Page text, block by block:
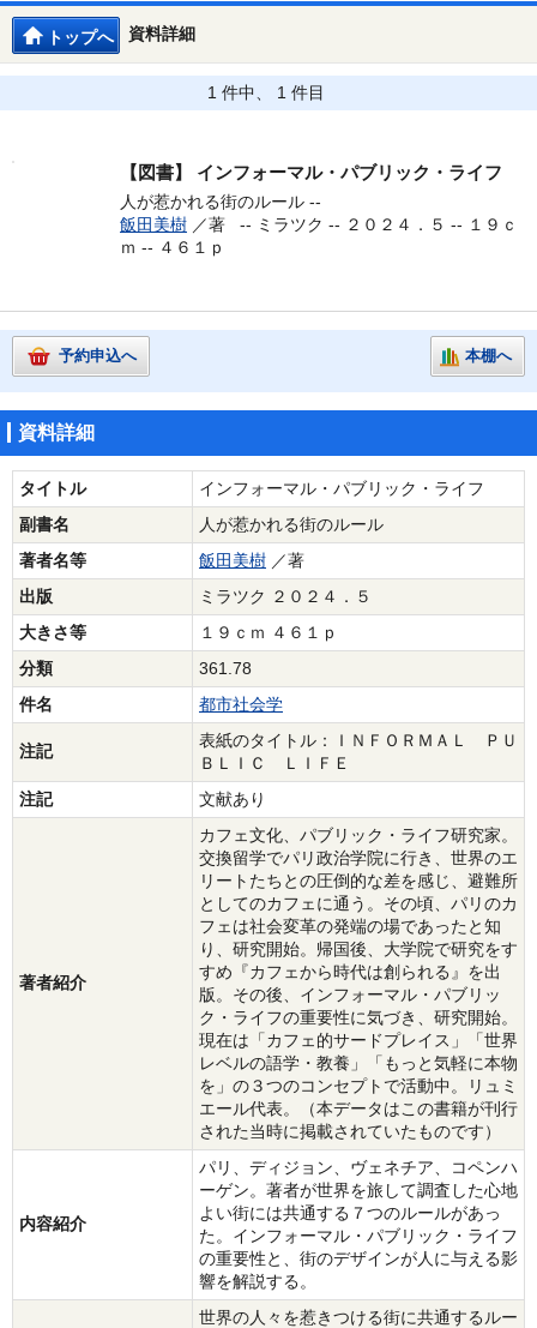
資料詳細
トップへ
1 件中、 1 件目
【図書】 インフォーマル・パブリック・ライフ
人が惹かれる街のルール --
飯田美樹 ／著 -- ミラツク -- ２０２４．５ -- １９ｃ
ｍ -- ４６１ｐ
予約申込へ 本棚へ
資料詳細
タイトル
インフォーマル・パブリック・ライフ
副書名
人が惹かれる街のルール
著者名等
飯田美樹 ／著
出版
ミラツク ２０２４．５
大きさ等
１９ｃｍ ４６１ｐ
分類
361.78
件名
都市社会学
注記
表紙のタイトル：ＩＮＦＯＲＭＡＬ ＰＵ
ＢＬＩＣ ＬＩＦＥ
注記
文献あり
著者紹介
カフェ文化、パブリック・ライフ研究家。
交換留学でパリ政治学院に行き、世界のエ
リートたちとの圧倒的な差を感じ、避難所
としてのカフェに通う。その頃、パリのカ
フェは社会変革の発端の場であったと知
り、研究開始。帰国後、大学院で研究をす
すめ『カフェから時代は創られる』を出
版。その後、インフォーマル・パブリッ
ク・ライフの重要性に気づき、研究開始。
現在は「カフェ的サードプレイス」「世界
レベルの語学・教養」「もっと気軽に本物
を」の３つのコンセプトで活動中。リュミ
エール代表。（本データはこの書籍が刊行
された当時に掲載されていたものです）
内容紹介
パリ、ディジョン、ヴェネチア、コペンハ
ーゲン。著者が世界を旅して調査した心地
よい街には共通する７つのルールがあっ
た。インフォーマル・パブリック・ライフ
の重要性と、街のデザインが人に与える影
響を解説する。
世界の人々を惹きつける街に共通するルー